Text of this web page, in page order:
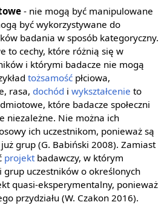
- nie mogą być manipulowane
być wykorzystywane do
badania w sposób kategoryczny.
to cechy, które różnią się w
i którymi badacze nie mogą
tożsamość płciowa,
rasa, dochód iwykształcenie to
które badacze społeczni
niezależne. Nie można ich
ich uczestnikom, ponieważ są
grup (G. Babiński 2008). Zamiast
projektbadawczy, w którym
uczestników o określonych
quasi-eksperymentalny, ponieważ
przydziału (W. Czakon 2016).